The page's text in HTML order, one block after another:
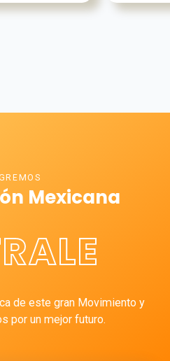
Mexicana
de este gran Movimiento y
por un mejor futuro.